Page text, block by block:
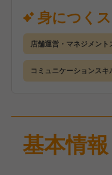
にて、販売や接客業
主⼒商品やサイド
教えしていきます。
オペレーションは
るので安⼼して始め
・研修中（関東）は
研修後は‥
新規オープンする大
身につく
店舗運営・マネジメント
コミュニケーションスキ
基本情報